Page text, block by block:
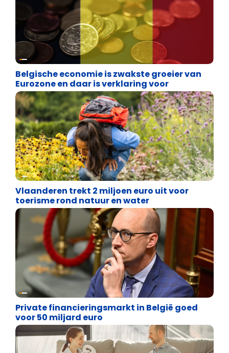
Binnenland politiek
Belgische economie is zwakste groeier van
Eurozone en daar is verklaring voor
Financiële vrijheid
Vlaanderen trekt 2 miljoen euro uit voor
toerisme rond natuur en water
Financiële vrijheid
Private financieringsmarkt in België goed
voor 50 miljard euro